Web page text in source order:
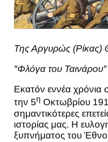
Της Αργυρώς
″Φλόγα του Ταινάρου″
Εκατόν εννέα
την 5η Οκτωβρίου
σημαντικότερες
ιστορίας μας. Η
ξυπνήματος του